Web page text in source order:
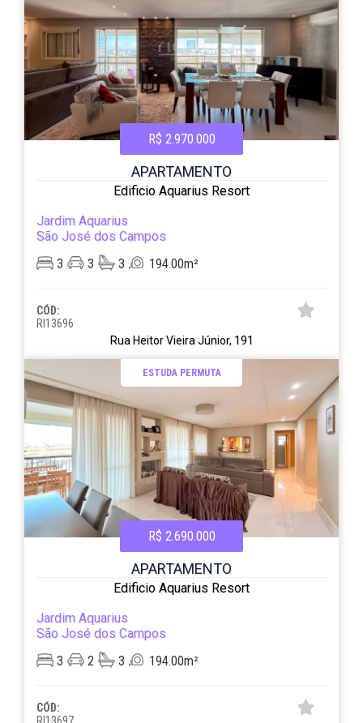
R$ 2.970.000
APARTAMENTO
Edificio Aquarius Resort
Jardim Aquarius
São José dos Campos
3
3 3 194.00m²
CÓD:
RI13696
Rua Heitor Vieira Júnior, 191
ESTUDA PERMUTA
R$ 2.690.000
APARTAMENTO
Edificio Aquarius Resort
Jardim Aquarius
São José dos Campos
3
2 3 194.00m²
CÓD: